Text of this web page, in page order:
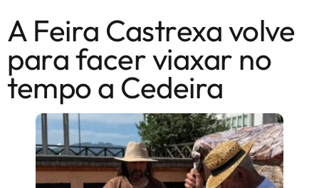
A Feira Castrexa volve
para facer viaxar no
tempo a Cedeira